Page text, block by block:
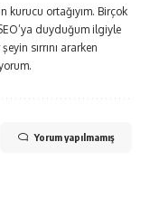
kurucu ortağıyım. Birçok
duyduğum ilgiyle
sırrını ararken
Yorum yapılmamış